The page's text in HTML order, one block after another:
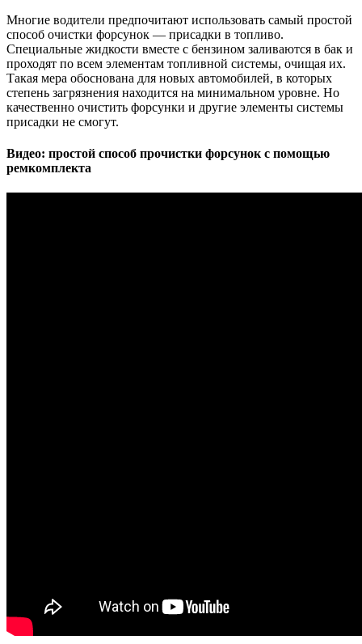
Многие водители предпочитают использовать самый простой
способ очистки форсунок — присадки в топливо.
Специальные жидкости вместе с бензином заливаются в бак и
проходят по всем элементам топливной системы, очищая их.
Такая мера обоснована для новых автомобилей, в которых
степень загрязнения находится на минимальном уровне. Но
качественно очистить форсунки и другие элементы системы
присадки не смогут.
Видео: простой способ прочистки форсунок с помощью
ремкомплекта